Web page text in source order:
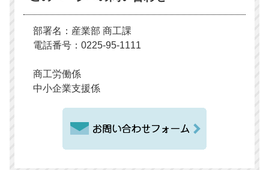
部署名：産業部 商工課
電話番号：0225-95-1111
商工労働係
中小企業支援係